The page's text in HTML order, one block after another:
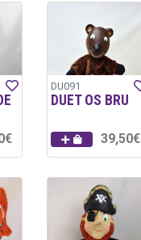
DU091
DUET OS BRU
39,50€